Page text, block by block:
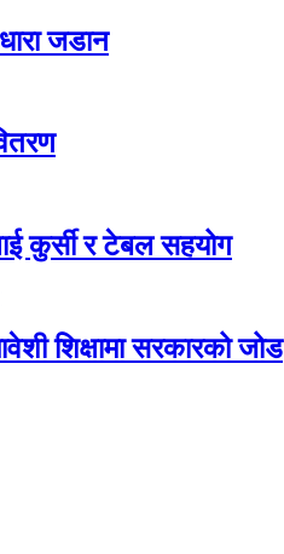
जडान
कुर्सी र टेबल सहयोग
शिक्षामा सरकारको जोड